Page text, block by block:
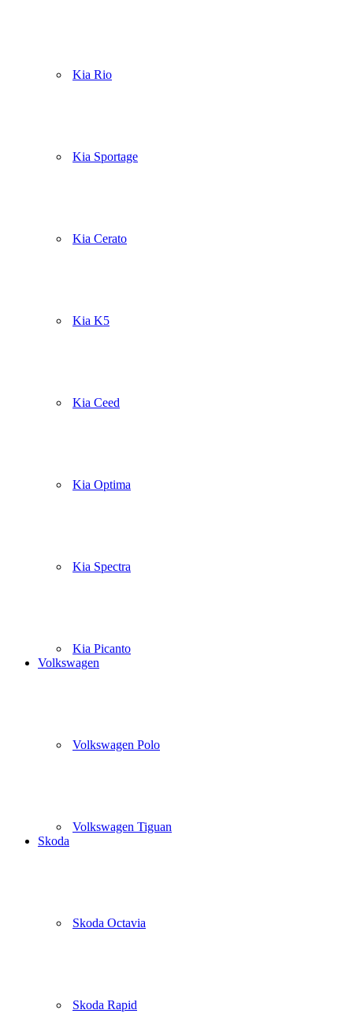
Kia Rio
Kia Sportage
Kia Cerato
Kia K5
Kia Ceed
Kia Optima
Kia Spectra
Kia Picanto
Volkswagen
Volkswagen Polo
Volkswagen Tiguan
Skoda
Skoda Octavia
Skoda Rapid